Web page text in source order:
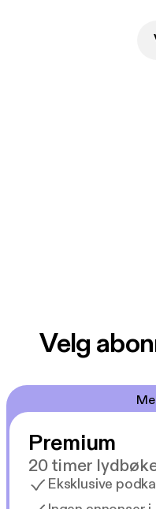
Velg
Premium
20 timer
Eksklusive